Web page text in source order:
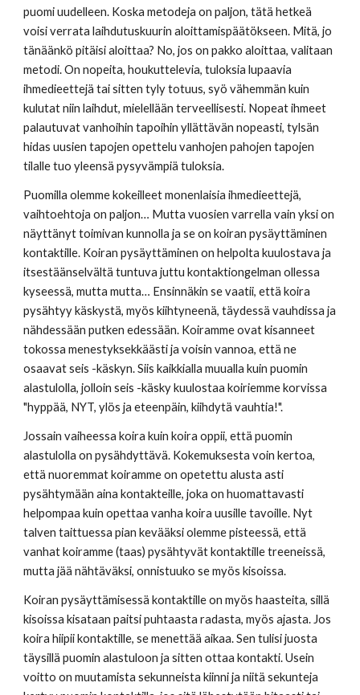
puomi uudelleen. Koska metodeja on paljon, tätä hetkeä
voisi verrata laihdutuskuurin aloittamispäätökseen. Mitä, jo
tänäänkö pitäisi aloittaa? No, jos on pakko aloittaa, valitaan
metodi. On nopeita, houkuttelevia, tuloksia lupaavia
ihmedieettejä tai sitten tyly totuus, syö vähemmän kuin
kulutat niin laihdut, mielellään terveellisesti. Nopeat ihmeet
palautuvat vanhoihin tapoihin yllättävän nopeasti, tylsän
hidas uusien tapojen opettelu vanhojen pahojen tapojen
tilalle tuo yleensä pysyvämpiä tuloksia.
Puomilla olemme kokeilleet monenlaisia ihmedieettejä,
vaihtoehtoja on paljon… Mutta vuosien varrella vain yksi on
näyttänyt toimivan kunnolla ja se on koiran pysäyttäminen
kontaktille. Koiran pysäyttäminen on helpolta kuulostava ja
itsestäänselvältä tuntuva juttu kontaktiongelman ollessa
kyseessä, mutta mutta… Ensinnäkin se vaatii, että koira
pysähtyy käskystä, myös kiihtyneenä, täydessä vauhdissa ja
nähdessään putken edessään. Koiramme ovat kisanneet
tokossa menestyksekkäästi ja voisin vannoa, että ne
osaavat seis -käskyn. Siis kaikkialla muualla kuin puomin
alastulolla, jolloin seis -käsky kuulostaa koiriemme korvissa
"hyppää, NYT, ylös ja eteenpäin, kiihdytä vauhtia!".
Jossain vaiheessa koira kuin koira oppii, että puomin
alastulolla on pysähdyttävä. Kokemuksesta voin kertoa,
että nuoremmat koiramme on opetettu alusta asti
pysähtymään aina kontakteille, joka on huomattavasti
helpompaa kuin opettaa vanha koira uusille tavoille. Nyt
talven taittuessa pian kevääksi olemme pisteessä, että
vanhat koiramme (taas) pysähtyvät kontaktille treeneissä,
mutta jää nähtäväksi, onnistuuko se myös kisoissa.
Koiran pysäyttämisessä kontaktille on myös haasteita, sillä
kisoissa kisataan paitsi puhtaasta radasta, myös ajasta. Jos
koira hiipii kontaktille, se menettää aikaa. Sen tulisi juosta
täysillä puomin alastuloon ja sitten ottaa kontakti. Usein
voitto on muutamista sekunneista kiinni ja niitä sekunteja